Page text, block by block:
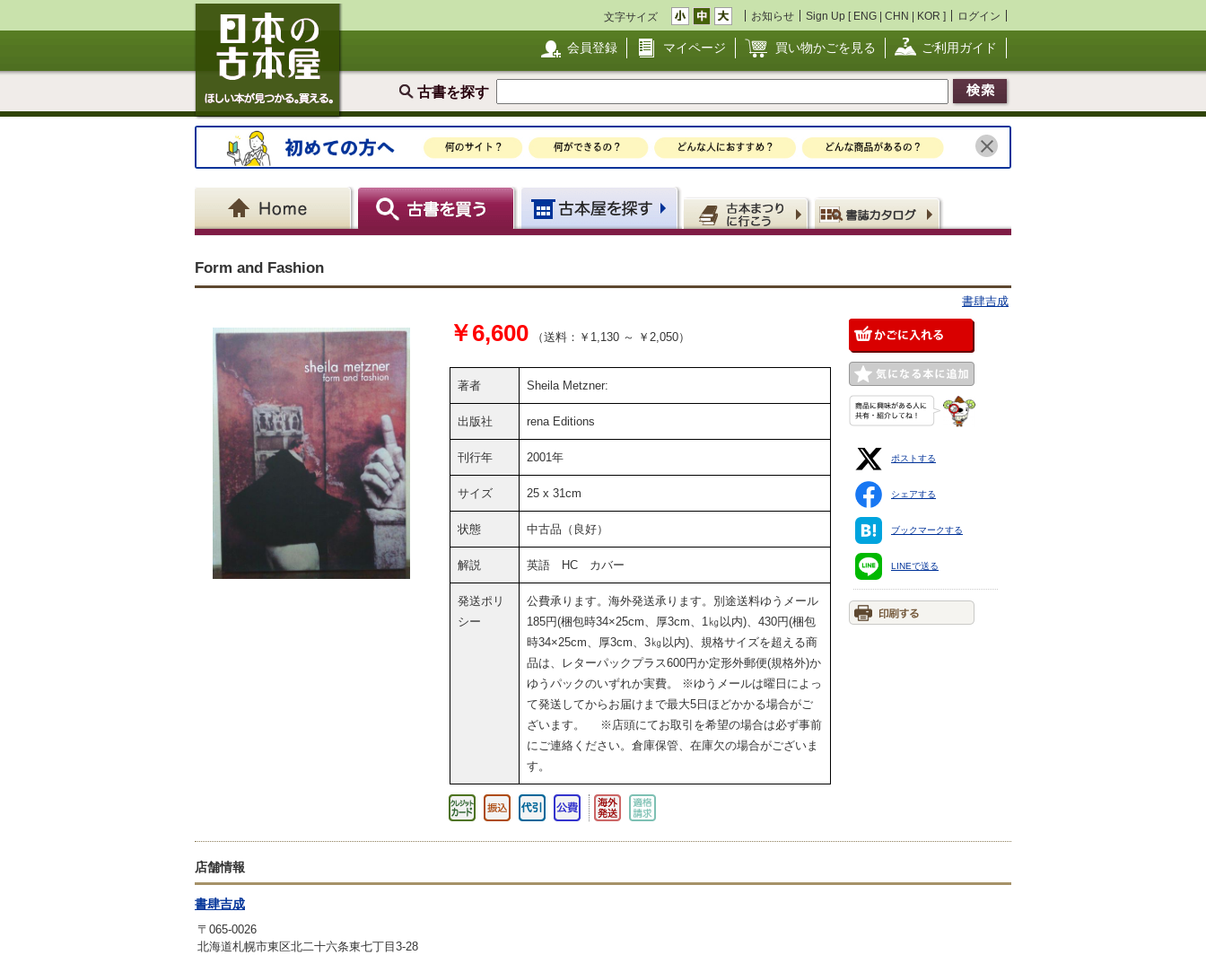
文字サイズ お知らせ Sign Up [ ENG | CHN | KOR ] ログイン
会員登録 マイページ 買い物かごを見る ご利用ガイド
古書を探す
Form and Fashion
書肆吉成
￥6,600 （送料：￥1,130 ～ ￥2,050）
著者 Sheila Metzner:
出版社 rena Editions
刊行年 2001年
サイズ 25 x 31cm
状態 中古品（良好）
解説 英語 HC カバー
発送ポリ
シー
公費承ります。海外発送承ります。別途送料ゆうメール
185円(梱包時34×25cm、厚3cm、1㎏以内)、430円(梱包
時34×25cm、厚3cm、3㎏以内)、規格サイズを超える商
品は、レターパックプラス600円か定形外郵便(規格外)か
ゆうパックのいずれか実費。 ※ゆうメールは曜日によっ
て発送してからお届けまで最大5日ほどかかる場合がご
ざいます。 ※店頭にてお取引を希望の場合は必ず事前
にご連絡ください。倉庫保管、在庫欠の場合がございま
す。
ポストする
シェアする
ブックマークする
LINEで送る
店舗情報
書肆吉成
〒065-0026
北海道札幌市東区北二十六条東七丁目3-28